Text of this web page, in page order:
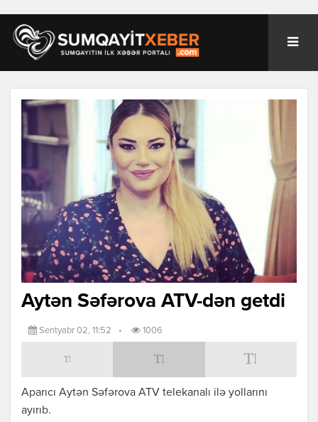
Aytən Səfərova ATV-dən getdi
Sentyabr 02, 11:52 • 1006
Aparıcı Aytən Səfərova ATV telekanalı ilə yollarını
ayırıb.